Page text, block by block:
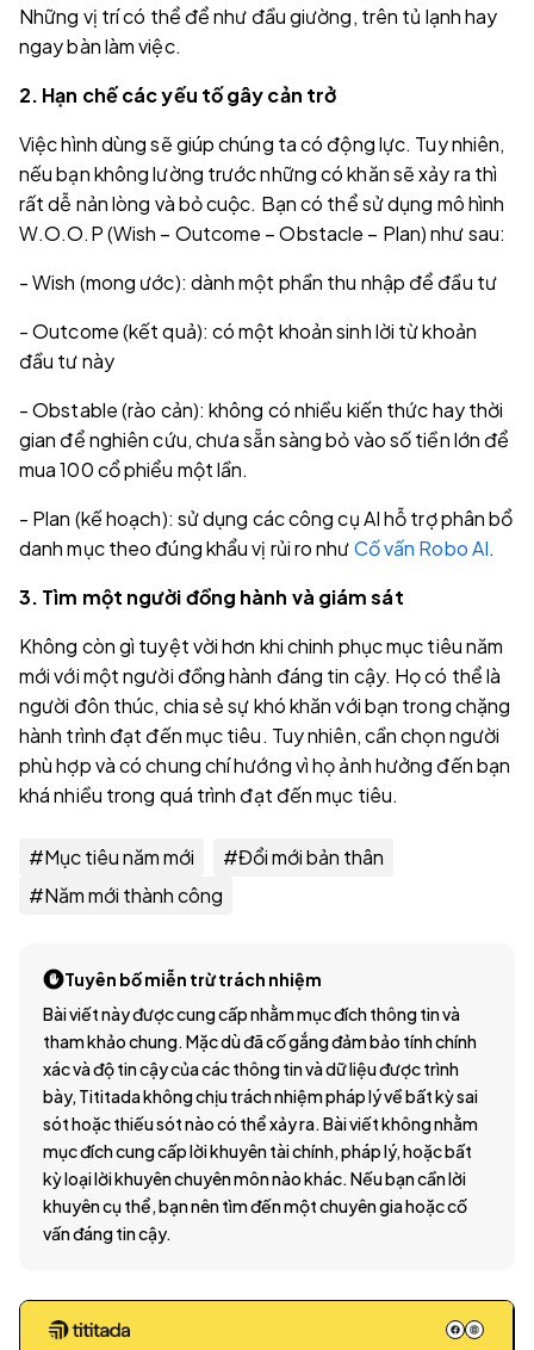
Những vị trí có thể để như đầu giường, trên tủ lạnh hay
ngay bàn làm việc.
2. Hạn chế các yếu tố gây cản trở
Việc hình dùng sẽ giúp chúng ta có động lực. Tuy nhiên,
nếu bạn không lường trước những có khăn sẽ xảy ra thì
rất dễ nản lòng và bỏ cuộc. Bạn có thể sử dụng mô hình
W.O.O.P (Wish – Outcome – Obstacle – Plan) như sau:
- Wish (mong ước): dành một phần thu nhập để đầu tư
- Outcome (kết quả): có một khoản sinh lời từ khoản
đầu tư này
- Obstable (rào cản): không có nhiều kiến thức hay thời
gian để nghiên cứu, chưa sẵn sàng bỏ vào số tiền lớn để
mua 100 cổ phiểu một lần.
- Plan (kế hoạch): sử dụng các công cụ AI hỗ trợ phân bổ
danh mục theo đúng khẩu vị rủi ro nhưCố vấn Robo AI.
3. Tìm một người đồng hành và giám sát
Không còn gì tuyệt vời hơn khi chinh phục mục tiêu năm
mới với một người đồng hành đáng tin cậy. Họ có thể là
người đôn thúc, chia sẻ sự khó khăn với bạn trong chặng
hành trình đạt đến mục tiêu. Tuy nhiên, cần chọn người
phù hợp và có chung chí hướng vì họ ảnh hưởng đến bạn
khá nhiều trong quá trình đạt đến mục tiêu.
#Mục tiêu năm mới #Đổi mới bản thân
#Năm mới thành công
Tuyên bố miễn trừ trách nhiệm
Bài viết này được cung cấp nhằm mục đích thông tin và
tham khảo chung. Mặc dù đã cố gắng đảm bảo tính chính
xác và độ tin cậy của các thông tin và dữ liệu được trình
bày, Tititada không chịu trách nhiệm pháp lý về bất kỳ sai
sót hoặc thiếu sót nào có thể xảy ra. Bài viết không nhằm
mục đích cung cấp lời khuyên tài chính, pháp lý, hoặc bất
kỳ loại lời khuyên chuyên môn nào khác. Nếu bạn cần lời
khuyên cụ thể, bạn nên tìm đến một chuyên gia hoặc cố
vấn đáng tin cậy.